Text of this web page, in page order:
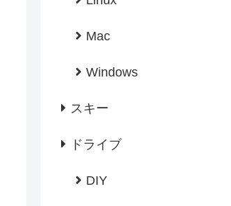
Mac
Windows
スキー
ドライブ
DIY